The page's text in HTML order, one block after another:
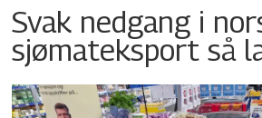
Svak nedgang i
sjømateksport så